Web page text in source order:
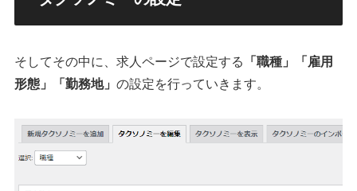
そしてその中に、求人ページで設定する 「職種」
「雇用
形態」
「勤務地」の設定を行っていきます。